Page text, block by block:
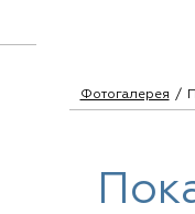
Фотогалерея